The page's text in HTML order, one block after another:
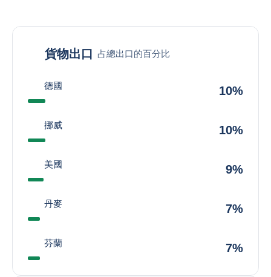
貨物出口 占總出口的百分比
德國 10%
挪威 10%
美國 9%
丹麥 7%
芬蘭 7%